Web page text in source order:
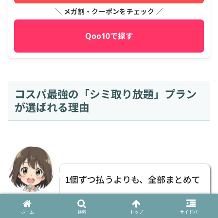
＼ メガ割・クーポンをチェック ／
Qoo10で探す
コスパ最強の「シミ取り放題」プラン
が選ばれる理由
nana
1個ずつ払うよりも、全部まとめて
撃退した方が結局お得になることが
ホーム 検索 トップ サイドバー